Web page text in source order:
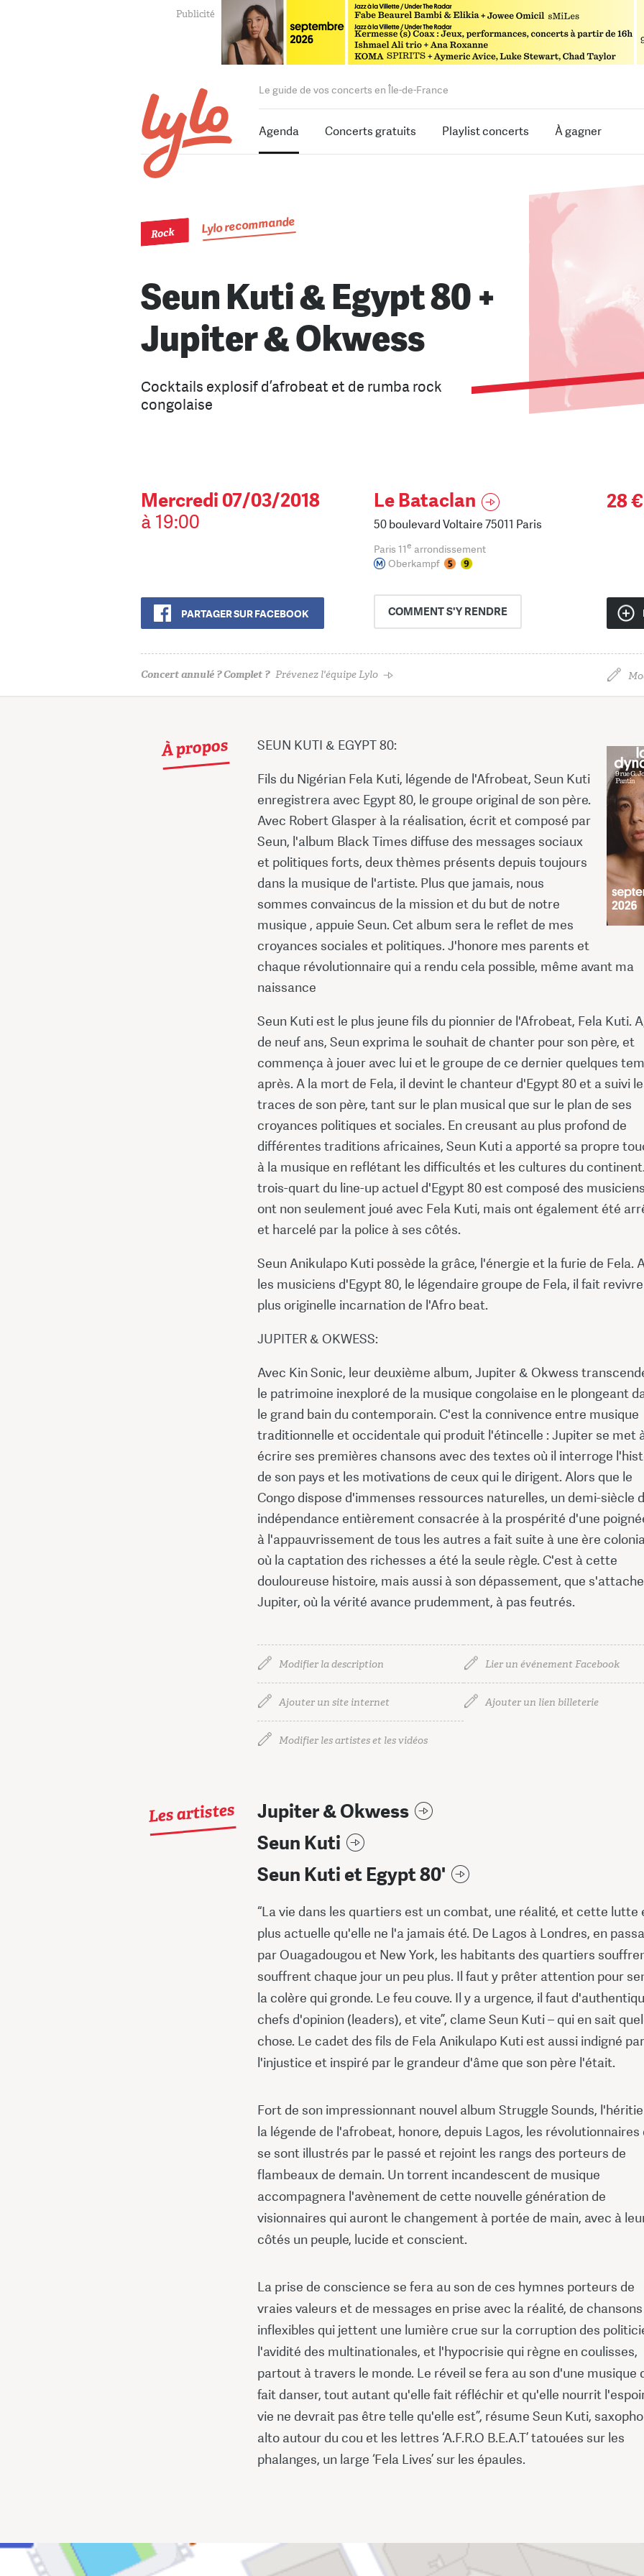
Le guide de vos concerts en Île-de-France
Agenda Concerts gratuits Playlist concerts À gagner
Rock Lylo recommande
Seun Kuti & Egypt 80 +
Jupiter & Okwess
Cocktails explosif d’afrobeat et de rumba rock
congolaise
Mercredi 07/03/2018
à 19:00
PARTAGER SUR FACEBOOK
Le Bataclan
50 boulevard Voltaire 75011 Paris
Paris 11e arrondissement
Oberkampf
COMMENTS'Y RENDRE
28 €
30 €
28 €
Concert annulé ? Complet ? Prévenez l'équipe Lylo
À propos SEUN KUTI & EGYPT 80:
Fils du Nigérian Fela Kuti, légende de l'Afrobeat, Seun Kuti
enregistrera avec Egypt 80, le groupe original de son père.
Avec Robert Glasper à la réalisation, écrit et composé par
Seun, l'album Black Times diffuse des messages sociaux
et politiques forts, deux thèmes présents depuis toujours
dans la musique de l'artiste. Plus que jamais, nous
sommes convaincus de la mission et du but de notre
musique , appuie Seun. Cet album sera le reflet de mes
croyances sociales et politiques. J'honore mes parents et
chaque révolutionnaire qui a rendu cela possible, même avant ma
naissance
Seun Kuti est le plus jeune fils du pionnier de l'Afrobeat, Fela Kuti.
de neuf ans, Seun exprima le souhait de chanter pour son père, et
commença à jouer avec lui et le groupe de ce dernier quelques
après. A la mort de Fela, il devint le chanteur d'Egypt 80 et a suivi
traces de son père, tant sur le plan musical que sur le plan de ses
croyances politiques et sociales. En creusant au plus profond de
différentes traditions africaines, Seun Kuti a apporté sa propre
à la musique en reflétant les difficultés et les cultures du
trois-quart du line-up actuel d'Egypt 80 est composé des
ont non seulement joué avec Fela Kuti, mais ont également été
et harcelé par la police à ses côtés.
Seun Anikulapo Kuti possède la grâce, l'énergie et la furie de Fela.
les musiciens d'Egypt 80, le légendaire groupe de Fela, il fait
plus originelle incarnation de l'Afro beat.
JUPITER & OKWESS:
Avec Kin Sonic, leur deuxième album, Jupiter & Okwess
le patrimoine inexploré de la musique congolaise en le plongeant
le grand bain du contemporain. C'est la connivence entre musique
traditionnelle et occidentale qui produit l'étincelle : Jupiter se met
écrire ses premières chansons avec des textes où il interroge
de son pays et les motivations de ceux qui le dirigent. Alors que le
Congo dispose d'immenses ressources naturelles, un demi-siècle
indépendance entièrement consacrée à la prospérité d'une
à l'appauvrissement de tous les autres a fait suite à une ère
où la captation des richesses a été la seule règle. C'est à cette
douloureuse histoire, mais aussi à son dépassement, que s'attache
Jupiter, où la vérité avance prudemment, à pas feutrés.
Modifier la description Lier un événement Facebook
Ajouter un site internet Ajouter un lien billeterie
Modifier les artistes et les vidéos
Les artistes
Jupiter & Okwess
Seun Kuti
Seun Kuti et Egypt 80'
“La vie dans les quartiers est un combat, une réalité, et cette lutte
plus actuelle qu'elle ne l'a jamais été. De Lagos à Londres, en
par Ouagadougou et New York, les habitants des quartiers
souffrent chaque jour un peu plus. Il faut y prêter attention pour
la colère qui gronde. Le feu couve. Il y a urgence, il faut
chefs d'opinion (leaders), et vite”, clame Seun Kuti – qui en sait
chose. Le cadet des fils de Fela Anikulapo Kuti est aussi indigné par
l'injustice et inspiré par le grandeur d'âme que son père l'était.
Fort de son impressionnant nouvel album Struggle Sounds,
la légende de l'afrobeat, honore, depuis Lagos, les révolutionnaires
se sont illustrés par le passé et rejoint les rangs des porteurs de
flambeaux de demain. Un torrent incandescent de musique
accompagnera l'avènement de cette nouvelle génération de
visionnaires qui auront le changement à portée de main, avec à
côtés un peuple, lucide et conscient.
La prise de conscience se fera au son de ces hymnes porteurs de
vraies valeurs et de messages en prise avec la réalité, de chansons
inflexibles qui jettent une lumière crue sur la corruption des
l'avidité des multinationales, et l'hypocrisie qui règne en coulisses,
partout à travers le monde. Le réveil se fera au son d'une musique
fait danser, tout autant qu'elle fait réfléchir et qu'elle nourrit
vie ne devrait pas être telle qu'elle est”, résume Seun Kuti,
alto autour du cou et les lettres ‘A.F.R.O B.E.A.T’ tatouées sur les
phalanges, un large ‘Fela Lives’ sur les épaules.